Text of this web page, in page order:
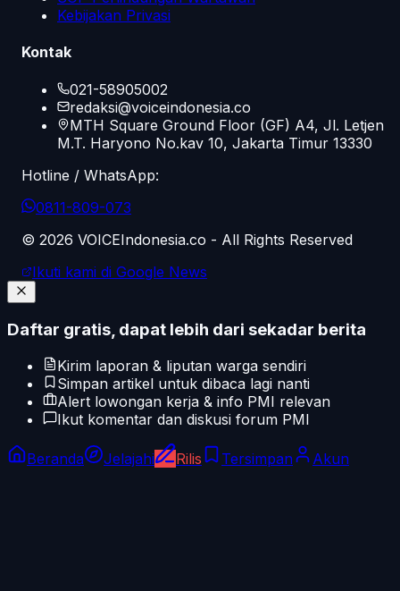
Kebijakan Privasi
Kontak
021-58905002
redaksi@voiceindonesia.co
MTH Square Ground Floor (GF) A4, Jl. Letjen
M.T. Haryono No.kav 10, Jakarta Timur 13330
Hotline / WhatsApp:
0811-809-073
© 2026 VOICEIndonesia.co - All Rights Reserved
Ikuti kami di Google News
Daftar gratis, dapat lebih dari sekadar berita
Kirim laporan & liputan warga sendiri
Simpan artikel untuk dibaca lagi nanti
Alert lowongan kerja & info PMI relevan
Ikut komentar dan diskusi forum PMI
Beranda Jelajahi Rilis Tersimpan Akun